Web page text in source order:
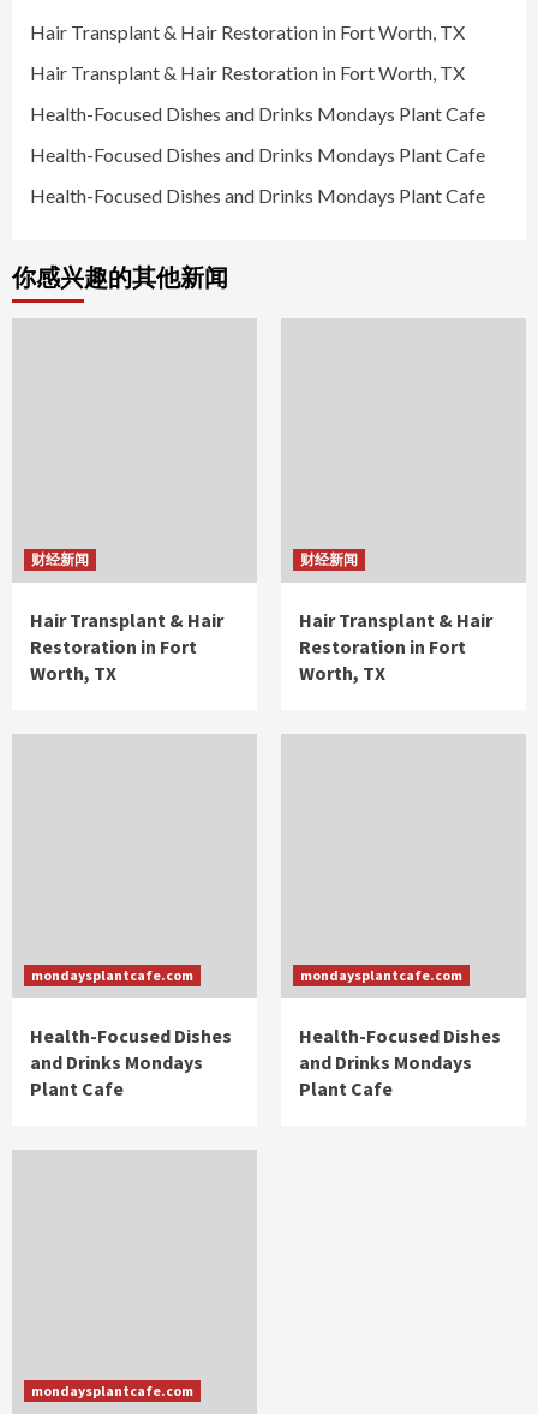
Hair Transplant & Hair Restoration in Fort Worth, TX
Hair Transplant & Hair Restoration in Fort Worth, TX
Health-Focused Dishes and Drinks Mondays Plant Cafe
Health-Focused Dishes and Drinks Mondays Plant Cafe
Health-Focused Dishes and Drinks Mondays Plant Cafe
你感兴趣的其他新闻
财经新闻
Hair Transplant & Hair
Restoration in Fort
Worth, TX
财经新闻
Hair Transplant & Hair
Restoration in Fort
Worth, TX
mondaysplantcafe.com
Health-Focused Dishes
and Drinks Mondays
Plant Cafe
mondaysplantcafe.com
Health-Focused Dishes
and Drinks Mondays
Plant Cafe
mondaysplantcafe.com